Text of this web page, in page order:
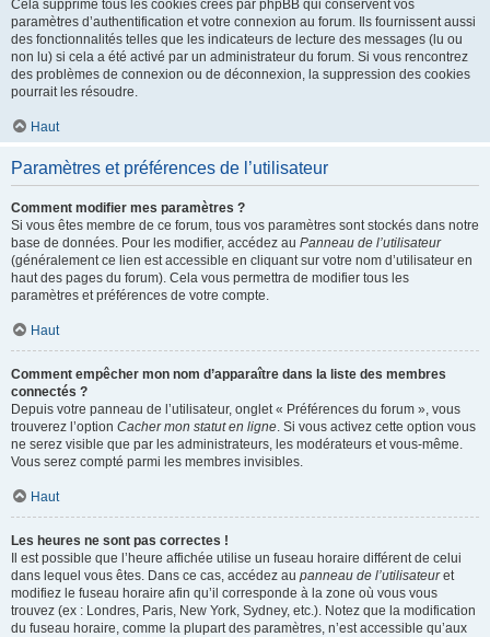
Cela supprime tous les cookies créés par phpBB qui conservent vos
paramètres d’authentification et votre connexion au forum. Ils fournissent aussi
des fonctionnalités telles que les indicateurs de lecture des messages (lu ou
non lu) si cela a été activé par un administrateur du forum. Si vous rencontrez
des problèmes de connexion ou de déconnexion, la suppression des cookies
pourrait les résoudre.
Haut
Paramètres et préférences de l’utilisateur
Comment modifier mes paramètres ?
Si vous êtes membre de ce forum, tous vos paramètres sont stockés dans notre
base de données. Pour les modifier, accédez au Panneau de l’utilisateur
(généralement ce lien est accessible en cliquant sur votre nom d’utilisateur en
haut des pages du forum). Cela vous permettra de modifier tous les
paramètres et préférences de votre compte.
Haut
Comment empêcher mon nom d’apparaître dans la liste des membres
connectés ?
Depuis votre panneau de l’utilisateur, onglet « Préférences du forum », vous
trouverez l’option Cacher mon statut en ligne. Si vous activez cette option vous
ne serez visible que par les administrateurs, les modérateurs et vous-même.
Vous serez compté parmi les membres invisibles.
Haut
Les heures ne sont pas correctes !
Il est possible que l’heure affichée utilise un fuseau horaire différent de celui
dans lequel vous êtes. Dans ce cas, accédez au panneau de l’utilisateuret
modifiez le fuseau horaire afin qu’il corresponde à la zone où vous vous
trouvez (ex : Londres, Paris, New York, Sydney, etc.). Notez que la modification
du fuseau horaire, comme la plupart des paramètres, n’est accessible qu’aux